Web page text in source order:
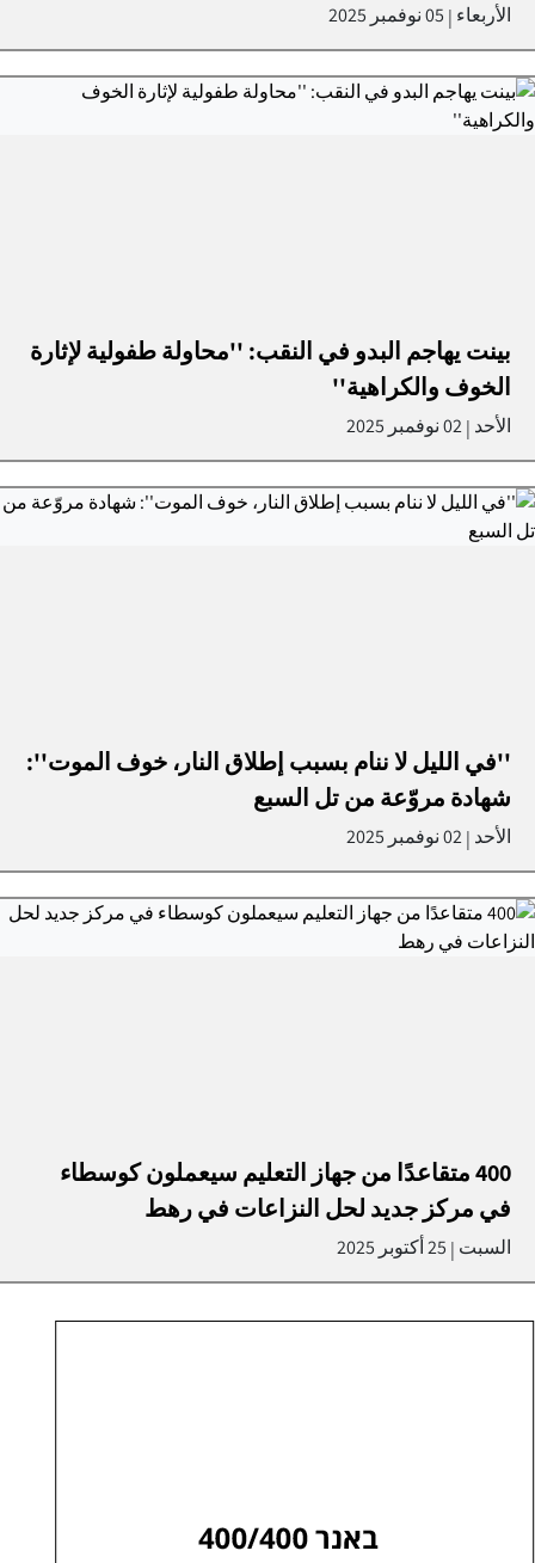
الأربعاء | 05 نوفمبر 2025
بينت يهاجم البدو في النقب: ''محاولة طفولية لإثارة
الخوف والكراهية''
الأحد |02 نوفمبر 2025
''في الليل لا ننام بسبب إطلاق النار، خوف الموت'':
شهادة مروّعة من تل السبع
الأحد |02 نوفمبر 2025
400 متقاعدًا من جهاز التعليم سيعملون كوسطاء
في مركز جديد لحل النزاعات في رهط
السبت | 25 أكتوبر 2025